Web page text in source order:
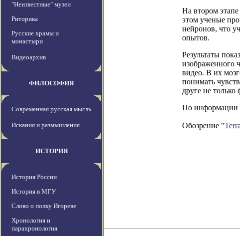
"Неизвестные" музеи
Риторика
Русские храмы и
монастыри
Видеоархив
ФИЛОСОФИЯ
Современная русская мысль
Искания и размышления
ИСТОРИЯ
История России
История в МГУ
Слово о полку Игореве
Хронология и
парахронология
На втором
этом ученые
нейронов, что
опытов.
Результаты
изображенного
видео. В их
понимать
друге не
По информации
Обозрение "